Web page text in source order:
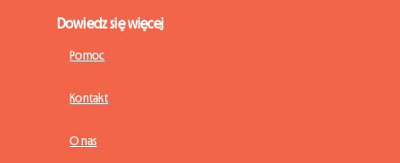
Dowiedz się więcej
Pomoc
Kontakt
O nas